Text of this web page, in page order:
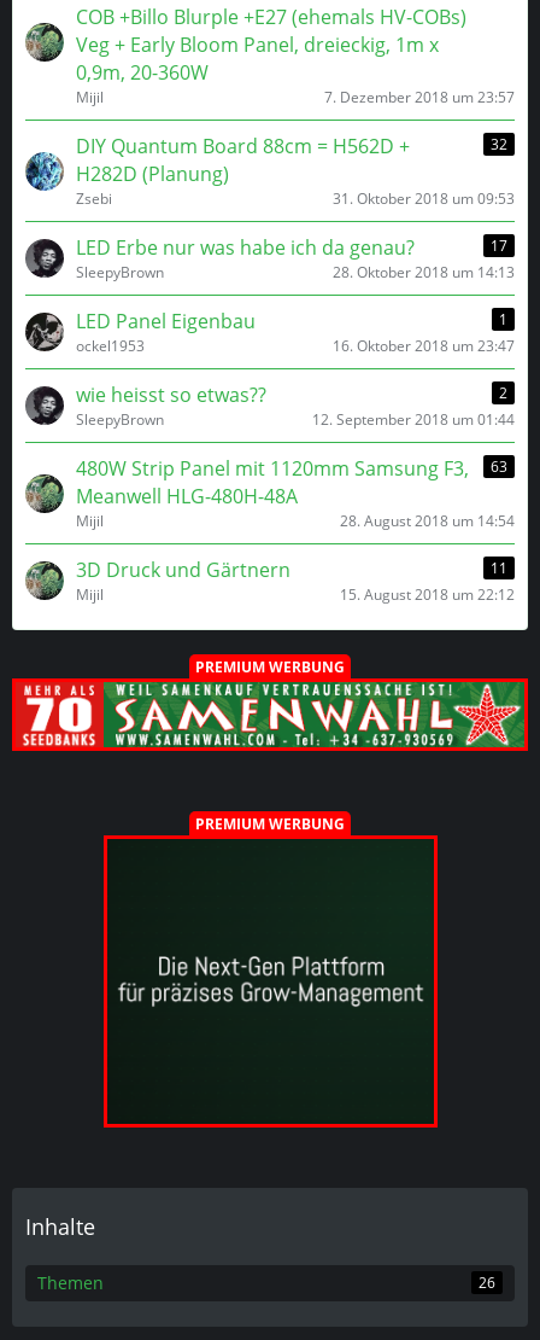
COB +Billo Blurple +E27 (ehemals HV-COBs)
Veg + Early Bloom Panel, dreieckig, 1m x
0,9m, 20-360W
Mijil 7. Dezember 2018 um 23:57
DIY Quantum Board 88cm = H562D +
H282D (Planung)
32
Zsebi 31. Oktober 2018 um 09:53
LED Erbe nur was habe ich da genau?
17
SleepyBrown
28. Oktober 2018 um 14:13
LED Panel Eigenbau
1
ockel1953
16. Oktober 2018 um 23:47
wie heisst so etwas??
2
SleepyBrown
12. September 2018 um 01:44
480W Strip Panel mit 1120mm Samsung F3,
Meanwell HLG-480H-48A
63
Mijil 28. August 2018 um 14:54
3D Druck und Gärtnern
11
Mijil
15. August 2018 um 22:12
PREMIUM WERBUNG
PREMIUM WERBUNG
Inhalte
Themen 26